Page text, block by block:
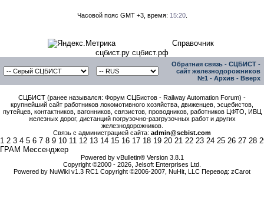
Часовой пояс GMT +3, время: 15:20.
Справочник
сцбист.ру сцбист.рф
Обратная связь - СЦБИСТ -
сайт железнодорожников
№1 - Архив - Вверх
СЦБИСТ (ранее назывался: Форум СЦБистов - Railway Automation Forum) -
крупнейший сайт работников локомотивного хозяйства, движенцев, эсцебистов,
путейцев, контактников, вагонников, связистов, проводников, работников ЦФТО, ИВЦ
железных дорог, дистанций погрузочно-разгрузочных работ и других
железнодорожников.
Связь с администрацией сайта: admin@scbist.com
1 2 3 4 5 6 7 8 9 10 11 12 13 14 15 16 17 18 19 20 21 22 23 24 25 26 27 28
ГРАМ Мессенджер
Powered by vBulletin® Version 3.8.1
Copyright ©2000 - 2026, Jelsoft Enterprises Ltd.
Powered by NuWiki v1.3 RC1 Copyright ©2006-2007, NuHit, LLC Перевод: zCarot